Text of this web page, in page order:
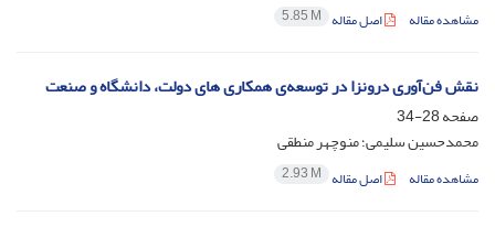
مشاهده مقاله اصل مقاله 5.85 M
نقش فن‌آوری درونزا در توسعه‌ی همکاری ‌های دولت، دانشگاه و صنعت
صفحه28-34
محمدحسین سلیمی؛ منوچهر منطقی
مشاهده مقاله اصل مقاله 2.93 M